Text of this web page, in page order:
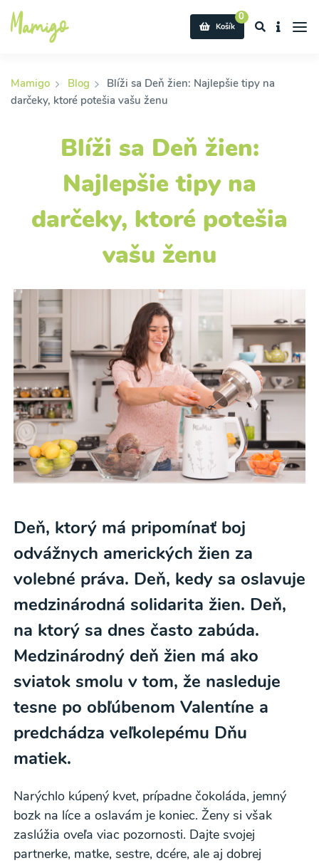
0
Košík
Mamigo Blog
Blíži sa Deň žien: Najlepšie tipy na
darčeky, ktoré potešia vašu ženu
Blíži sa Deň žien:
Najlepšie tipy na
darčeky, ktoré potešia
vašu ženu
Deň, ktorý má pripomínať boj
odvážnych amerických žien za
volebné práva. Deň, kedy sa oslavuje
medzinárodná solidarita žien. Deň,
na ktorý sa dnes často zabúda.
Medzinárodný deň žien má ako
sviatok smolu v tom, že nasleduje
tesne po obľúbenom Valentíne a
predchádza veľkolepému Dňu
matiek.
Narýchlo kúpený kvet, prípadne čokoláda, jemný
bozk na líce a oslavám je koniec. Ženy si však
zaslúžia oveľa viac pozornosti. Dajte svojej
partnerke, matke, sestre, dcére, ale aj dobrej